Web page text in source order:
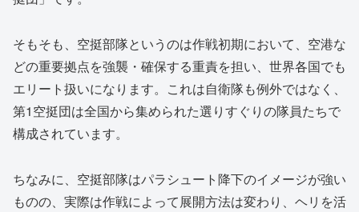
そもそも、空挺部隊というのは作戦初期において、空港な
どの重要拠点を強襲・確保する重責を担い、世界各国でも
エリート扱いになります。これは自衛隊も例外ではなく、
第1空挺団は全国から集められた選りすぐりの隊員たちで
構成されています。
ちなみに、空挺部隊はパラシュート降下のイメージが強い
ものの、実際は作戦によって展開方法は変わり、ヘリを活